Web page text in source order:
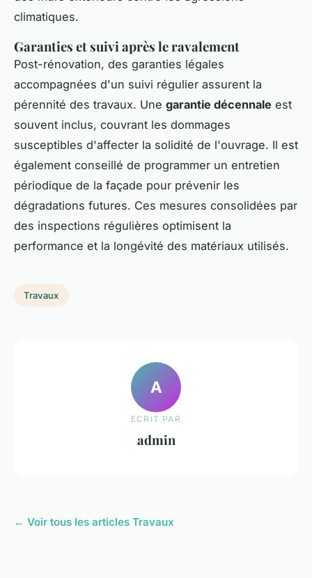
climatiques.
Garanties et suivi après le ravalement
Post-rénovation, des garanties légales
accompagnées d'un suivi régulier assurent la
pérennité des travaux. Une garantie décennale est
souvent inclus, couvrant les dommages
susceptibles d'affecter la solidité de l'ouvrage. Il est
également conseillé de programmer un entretien
périodique de la façade pour prévenir les
dégradations futures. Ces mesures consolidées par
des inspections régulières optimisent la
performance et la longévité des matériaux utilisés.
Travaux
A
ECRIT PAR
admin
← Voir tous les articles Travaux